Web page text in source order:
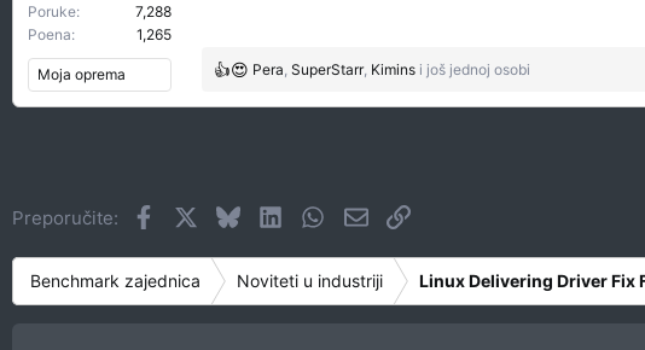
Poruke
7,288
Poena
1,265
Moja oprema
R
a
j
:
Pera SuperStarr, Kimins i još jednoj osobi
Preporučite: FacebookBlueskyLinkedInWhatsApp
ImejlLink
Benchmark zajednica Noviteti u industriji Linux Delivering Driver Fix